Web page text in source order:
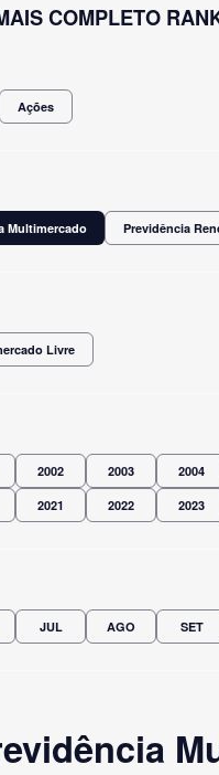
COMPLETO
Ações
Multimercado Previdência
Livre
2002 2003 2004
2021 2022 2023
JUL AGO SET